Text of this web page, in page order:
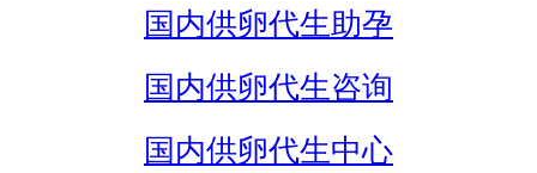
国内供卵代生助孕
国内供卵代生咨询
国内供卵代生中心